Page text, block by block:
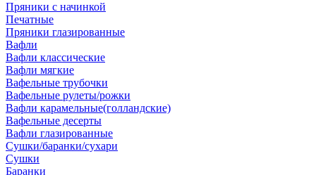
Пряники с начинкой
Печатные
Пряники глазированные
Вафли
Вафли классические
Вафли мягкие
Вафельные трубочки
Вафельные рулеты/рожки
Вафли карамельные(голландские)
Вафельные десерты
Вафли глазированные
Сушки/баранки/сухари
Сушки
Баранки